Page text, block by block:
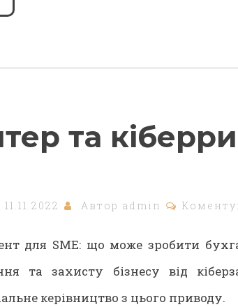
та
11.11.2022 Автор admin
для SME: що може зробити
та захисту бізнесу від
керівництво з цього приводу.